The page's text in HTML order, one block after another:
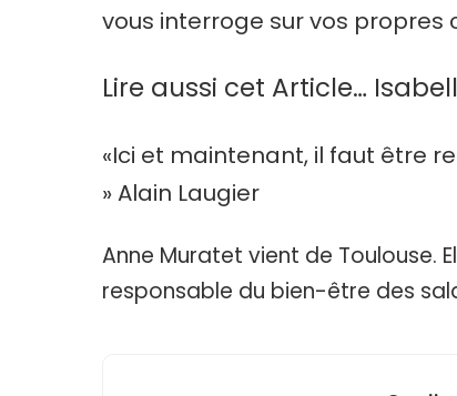
vous interroge sur vos propres
Lire aussi cet Article…
«Ici et maintenant, il faut être
» Alain Laugier
Anne Muratet vient de Toulouse.
responsable du bien-être des